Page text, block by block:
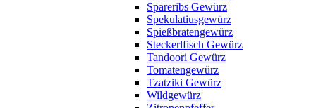
Spareribs Gewürz
Spekulatiusgewürz
Spießbratengewürz
Steckerlfisch Gewürz
Tandoori Gewürz
Tomatengewürz
Tzatziki Gewürz
Wildgewürz